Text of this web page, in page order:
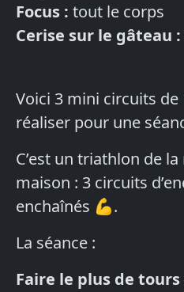
Focus : tout le corps
Cerise sur le gâteau :
Voici 3 mini circuits
réaliser pour une
C’est un triathlon de
maison : 3 circuits
enchaînés 💪.
La séance :
Faire le plus de